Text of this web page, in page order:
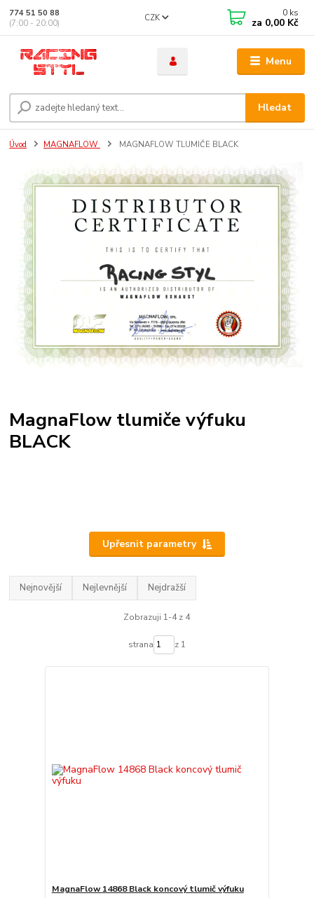
Menu
CZK
Hledat
774 51 50 88
(7:00 - 20:00)
0 ks
za 0,00 Kč
Úvod MAGNAFLOW MAGNAFLOW TLUMIČE BLACK
MagnaFlow tlumiče výfuku
BLACK
Upřesnit parametry
Nejnovější Nejlevnější Nejdražší
Zobrazuji 1-4 z 4
strana z 1
MagnaFlow 14868 Black koncový tlumič výfuku